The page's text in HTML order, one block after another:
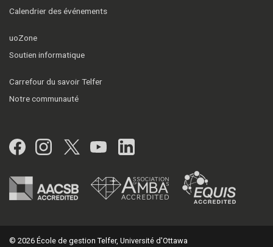
Calendrier des événements
uoZone
Soutien informatique
Carrefour du savoir Telfer
Notre communauté
Facebook
Instagram
Twitter
YouTubeLinkedIn
© 2026 École de gestion Telfer, Université d'Ottawa